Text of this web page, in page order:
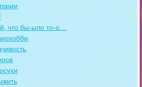
что бы-ыло то-о…